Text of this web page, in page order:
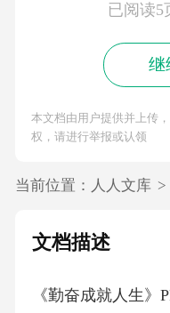
已阅读5
继
本文档由用户提供并上传
权，请进行举报或认领
当前位置： 人人文库 >
文档描述
《勤奋成就人生》